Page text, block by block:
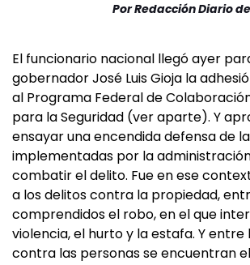
PorRedacción Diario
El funcionario nacional llegó ayer
gobernador José Luis Gioja la
al Programa Federal de
para la Seguridad (ver aparte). Y
ensayar una encendida defensa de
implementadas por la
combatir el delito. Fue en ese
a los delitos contra la propiedad,
comprendidos el robo, en el que
violencia, el hurto y la estafa. Y entre
contra las personas se encuentran